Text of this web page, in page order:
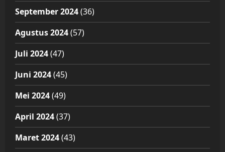
September 2024(36)
Agustus 2024(57)
Juli 2024(47)
Juni 2024(45)
Mei 2024(49)
April 2024(37)
Maret 2024(43)